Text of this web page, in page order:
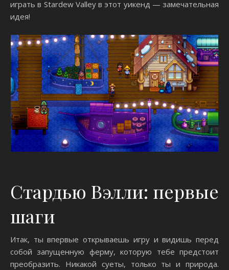
играть в Stardew Valley в этот уикенд — замечательная
идея!
Стардью Вэлли: первые
шаги
Итак, ты впервые открываешь игру и видишь перед
собой запущенную ферму, которую тебе предстоит
преобразить. Никакой суеты, только ты и природа.